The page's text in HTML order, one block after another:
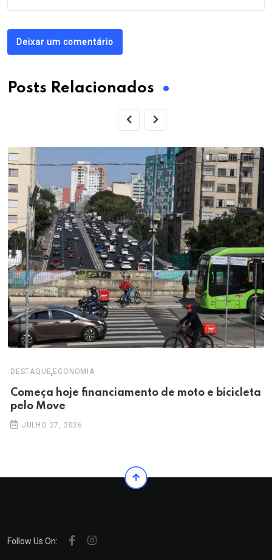
Deixar um comentário
Posts Relacionados
DESTAQUE,ECONOMIA
Começa hoje financiamento de moto e bicicleta
pelo Move
JULHO 27, 2026
Follow Us On: